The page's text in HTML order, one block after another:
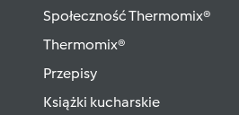
Społeczność Thermomix®
Thermomix®
Przepisy
Książki kucharskie